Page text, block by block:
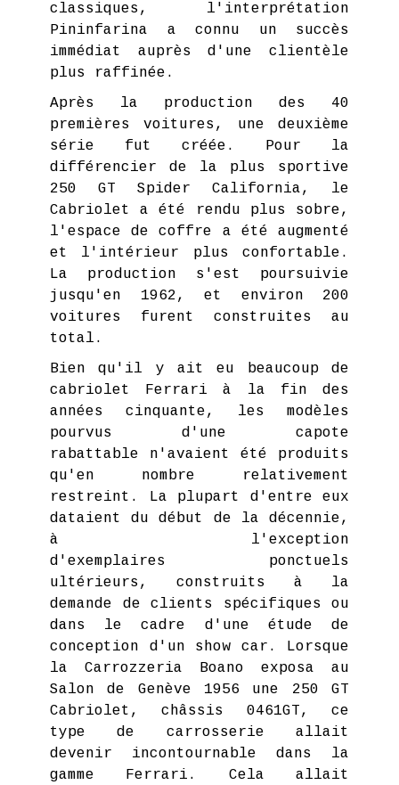
classiques, l'interprétation
Pininfarina a connu un succès
immédiat auprès d'une clientèle
plus raffinée.
Après la production des 40
premières voitures, une deuxième
série fut créée. Pour la
différencier de la plus sportive
250 GT Spider California, le
Cabriolet a été rendu plus sobre,
l'espace de coffre a été augmenté
et l'intérieur plus confortable.
La production s'est poursuivie
jusqu'en 1962, et environ 200
voitures furent construites au
total.
Bien qu'il y ait eu beaucoup de
cabriolet Ferrari à la fin des
années cinquante, les modèles
pourvus d'une capote
rabattable n'avaient été produits
qu'en nombre relativement
restreint. La plupart d'entre eux
dataient du début de la décennie,
à l'exception
d'exemplaires ponctuels
ultérieurs, construits à la
demande de clients spécifiques ou
dans le cadre d'une étude de
conception d'un show car. Lorsque
la Carrozzeria Boano exposa au
Salon de Genève 1956 une 250 GT
Cabriolet, châssis 0461GT, ce
type de carrosserie allait
devenir incontournable dans la
gamme Ferrari. Cela allait